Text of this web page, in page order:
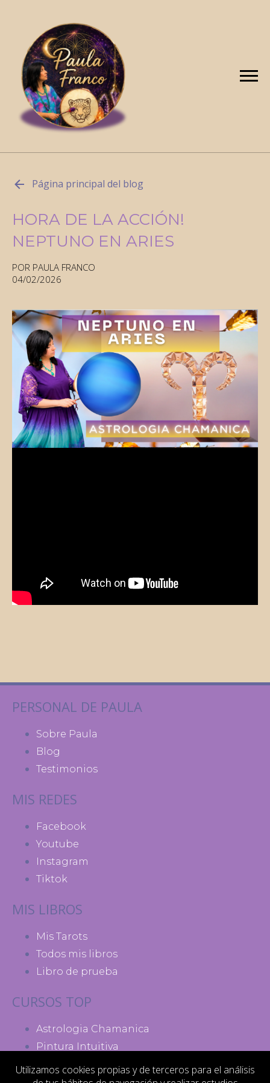
Página principal del blog
HORA DE LA ACCIÓN!
NEPTUNO EN ARIES
POR PAULA FRANCO
04/02/2026
PERSONAL DE PAULA
Sobre Paula
Blog
Testimonios
MIS REDES
Facebook
Youtube
Instagram
Tiktok
MIS LIBROS
Mis Tarots
Todos mis libros
Libro de prueba
CURSOS TOP
Astrologia Chamanica
Pintura Intuitiva
Madres de Poder
Utilizamos cookies propias y de terceros para el análisis